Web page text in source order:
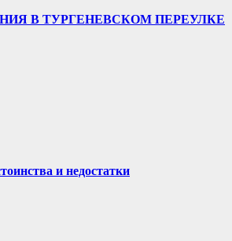
В ТУРГЕНЕВСКОМ ПЕРЕУЛКЕ
и недостатки